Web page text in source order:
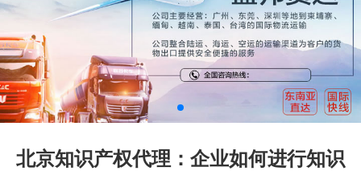
北京知识产权代理：企业如何进行知识